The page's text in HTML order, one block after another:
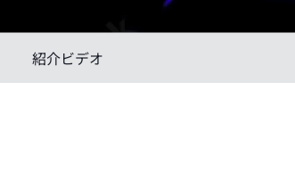
紹介ビデオ